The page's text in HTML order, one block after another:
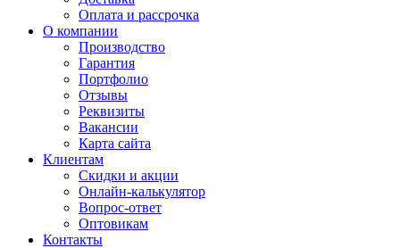
Оплата и рассрочка
О компании
Производство
Гарантия
Портфолио
Отзывы
Реквизиты
Вакансии
Карта сайта
Клиентам
Скидки и акции
Онлайн-калькулятор
Вопрос-ответ
Оптовикам
Контакты